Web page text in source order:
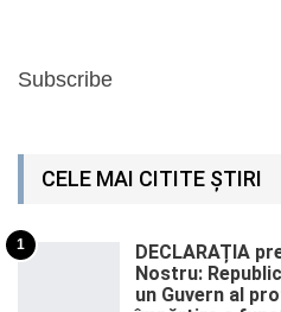
Subscribe
CELE MAI CITITE ȘTIRI
1
DECLARAȚIA
Nostru:
un Guvern al